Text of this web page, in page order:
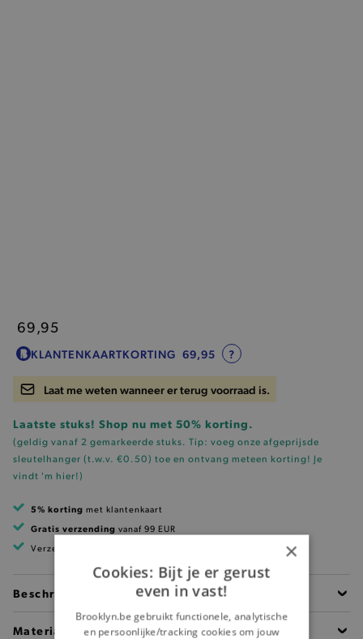
69,95
KLANTENKAARTKORTING 69,95 ?
Laat me weten wanneer er terug voorraad is.
Laatste stuks! Shop nu met 50% korting.
(geldig vanaf 2 gemarkeerde stuks. Tip: voeg onze afgeprijsde
sleutelhanger (t.w.v. €0.50) toe en ontvang meteen korting! Je
vindt 'm hier!)
5% korting met klantenkaart
Gratis verzending vanaf 99 EUR
Verzending binnen 1 à 2 werkdagen
Beschrijving
Materiaal
×
Cookies: Bijt je er gerust
even in vast!
Brooklyn.be gebruikt functionele, analytische
en persoonlijke/tracking cookies om jouw